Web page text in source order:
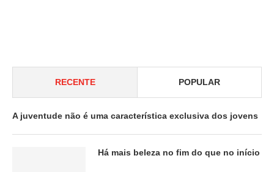
RECENTE POPULAR
A juventude não é uma característica exclusiva dos jovens
Há mais beleza no fim do que no início